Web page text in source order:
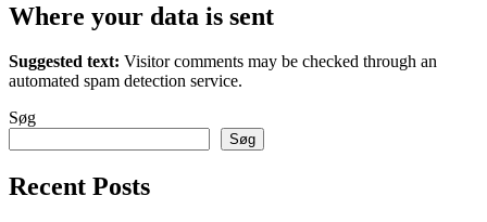
Where your data is sent
Suggested text: Visitor comments may be checked through an
automated spam detection service.
Søg
Søg
Recent Posts